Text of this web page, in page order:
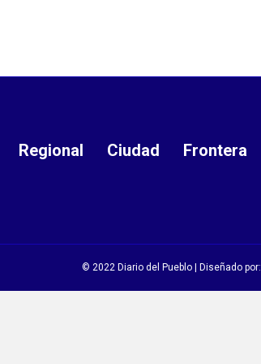
Regional Ciudad Frontera
© 2022 Diario del Pueblo | Diseñado por: